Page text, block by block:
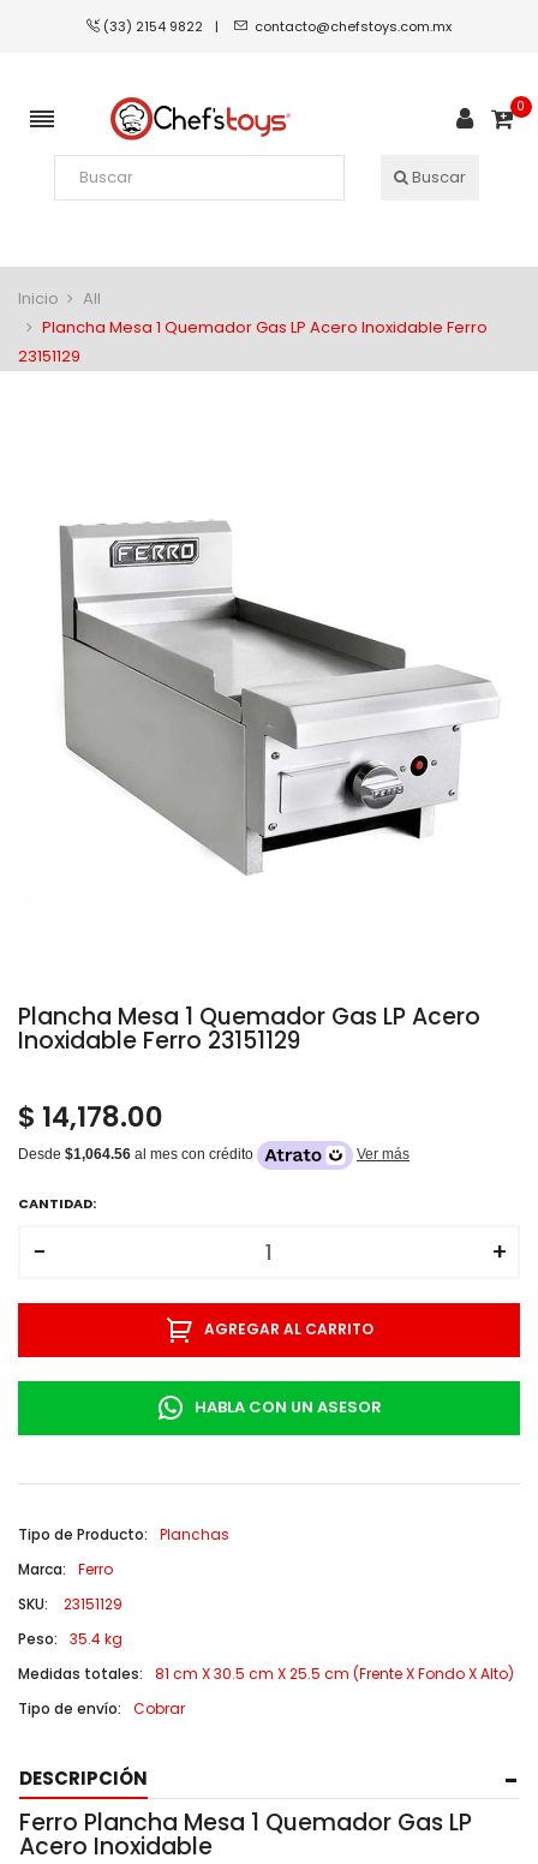
(33) 2154 9822 | contacto@chefstoys.com.mx
0
Buscar
Inicio
All
Plancha Mesa 1 Quemador Gas LP Acero Inoxidable Ferro
23151129
Plancha Mesa 1 Quemador Gas LP Acero
Inoxidable Ferro 23151129
$ 14,178.00
Desde $1,064.56 al mes con crédito Ver más
CANTIDAD:
− +
AGREGAR AL CARRITO
HABLA CON UN ASESOR
Tipo de Producto:
Planchas
Marca:
Ferro
SKU:
23151129
Peso:
35.4 kg
Medidas totales:
81 cm X 30.5 cm X 25.5 cm (Frente X Fondo X Alto)
Tipo de envío:
Cobrar
DESCRIPCIÓN
Ferro Plancha Mesa 1 Quemador Gas LP
Acero Inoxidable